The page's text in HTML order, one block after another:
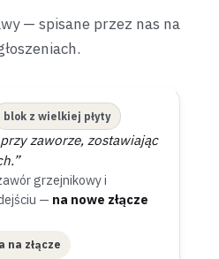
— spisane przez nas na
blok z wielkiej płyty
zaworze, zostawiając
grzejnikowy i
— na nowe złącze
na złącze